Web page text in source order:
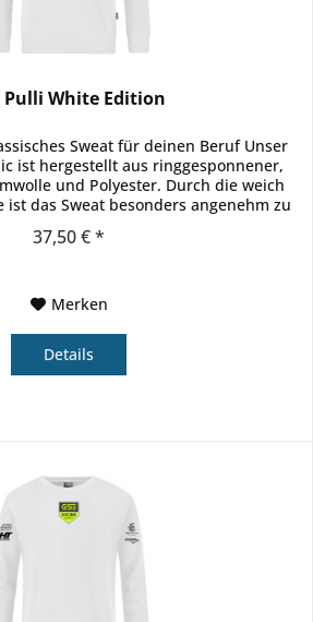
Pulli White Edition
Sweat für deinen Beruf Unser
ist hergestellt aus ringgesponnener,
und Polyester. Durch die weich
das Sweat besonders angenehm zu
37,50 € *
Merken
Details